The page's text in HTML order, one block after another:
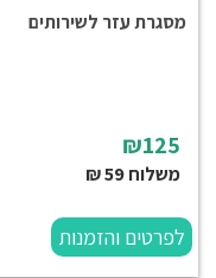
מסגרת עזר לשירותים
₪125
משלוח 59 ₪
לפרטים והזמנות